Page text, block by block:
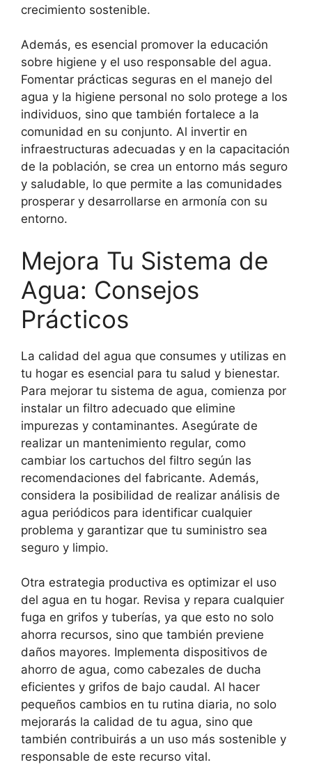
crecimiento sostenible.
Además, es esencial promover la educación
sobre higiene y el uso responsable del agua.
Fomentar prácticas seguras en el manejo del
agua y la higiene personal no solo protege a los
individuos, sino que también fortalece a la
comunidad en su conjunto. Al invertir en
infraestructuras adecuadas y en la capacitación
de la población, se crea un entorno más seguro
y saludable, lo que permite a las comunidades
prosperar y desarrollarse en armonía con su
entorno.
Mejora Tu Sistema de
Agua: Consejos
Prácticos
La calidad del agua que consumes y utilizas en
tu hogar es esencial para tu salud y bienestar.
Para mejorar tu sistema de agua, comienza por
instalar un filtro adecuado que elimine
impurezas y contaminantes. Asegúrate de
realizar un mantenimiento regular, como
cambiar los cartuchos del filtro según las
recomendaciones del fabricante. Además,
considera la posibilidad de realizar análisis de
agua periódicos para identificar cualquier
problema y garantizar que tu suministro sea
seguro y limpio.
Otra estrategia productiva es optimizar el uso
del agua en tu hogar. Revisa y repara cualquier
fuga en grifos y tuberías, ya que esto no solo
ahorra recursos, sino que también previene
daños mayores. Implementa dispositivos de
ahorro de agua, como cabezales de ducha
eficientes y grifos de bajo caudal. Al hacer
pequeños cambios en tu rutina diaria, no solo
mejorarás la calidad de tu agua, sino que
también contribuirás a un uso más sostenible y
responsable de este recurso vital.